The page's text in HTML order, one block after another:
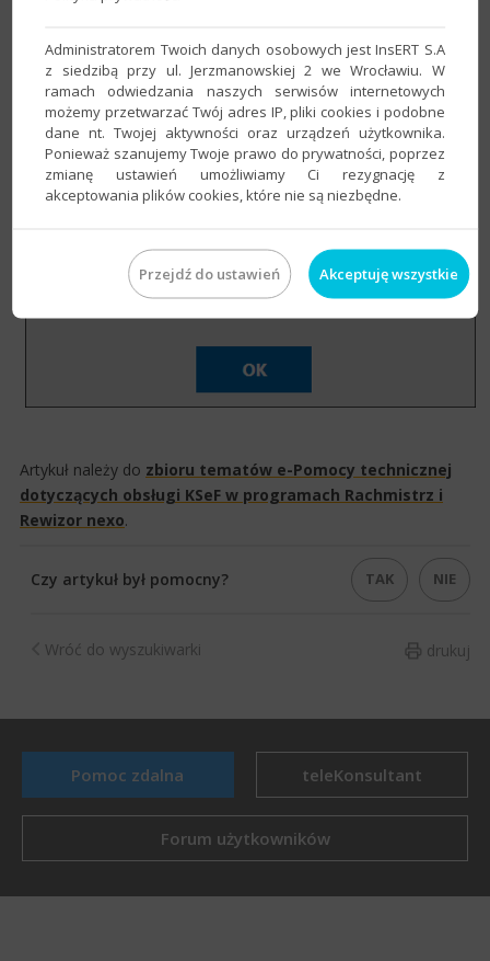
Online na podstawie KSeF ID
2. Po zakończeniu operacji wyświetlone zostanie okno ze
stosownym komunikatem, a pobrane dokumenty pojawią się
na liście w zakładce Dokumenty pobrane​.
Artykuł należy do zbioru tematów e-Pomocy technicznej
dotyczących obsługi KSeF w programach Rac​​hmistrz i
Rewizor ​nexo​.​​​​​
Czy artykuł był pomocny? TAK NIE
drukuj
Wróć do wyszukiwarki
Pomoc zdalna teleKonsultant
Forum użytkowników
Administratorem Twoich danych osobowych jest InsERT S.A
z siedzibą przy ul. Jerzmanowskiej 2 we Wrocławiu. W
ramach odwiedzania naszych serwisów internetowych
możemy przetwarzać Twój adres IP, pliki cookies i podobne
dane nt. Twojej aktywności oraz urządzeń użytkownika.
Ponieważ szanujemy Twoje prawo do prywatności, poprzez
zmianę ustawień umożliwiamy Ci rezygnację z
akceptowania plików cookies, które nie są niezbędne.
Przejdź do ustawień Akceptuję wszystkie